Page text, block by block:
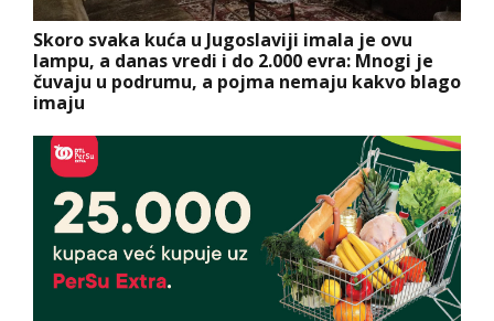
Skoro svaka kuća u Jugoslaviji imala je ovu
lampu, a danas vredi i do 2.000 evra: Mnogi je
čuvaju u podrumu, a pojma nemaju kakvo blago
imaju